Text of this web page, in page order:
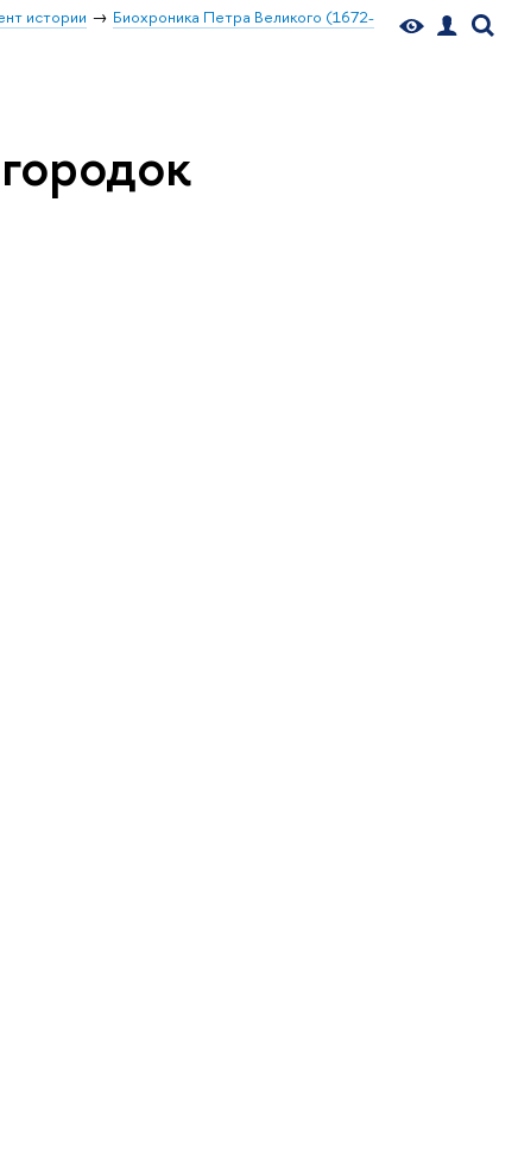
истории
Биохроника Петра Великого (1672-